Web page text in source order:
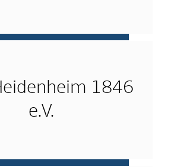
1846
e.V.